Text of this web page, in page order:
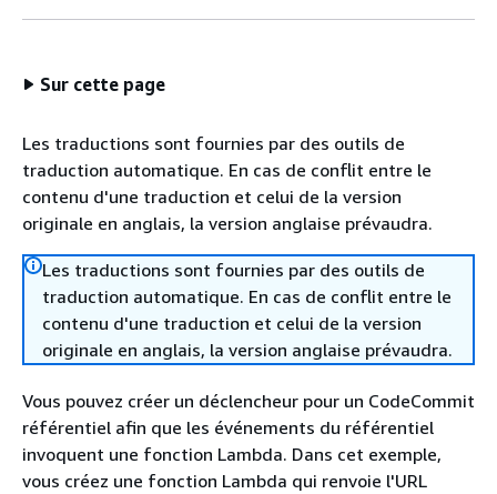
Sur cette page
Les traductions sont fournies par des outils de
traduction automatique. En cas de conflit entre le
contenu d'une traduction et celui de la version
originale en anglais, la version anglaise prévaudra.
Les traductions sont fournies par des outils de
traduction automatique. En cas de conflit entre le
contenu d'une traduction et celui de la version
originale en anglais, la version anglaise prévaudra.
Vous pouvez créer un déclencheur pour un CodeCommit
référentiel afin que les événements du référentiel
invoquent une fonction Lambda. Dans cet exemple,
vous créez une fonction Lambda qui renvoie l'URL